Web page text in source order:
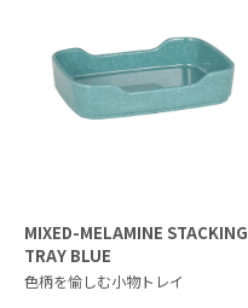
MIXED-MELAMINE STACKING
TRAY BLUE
色柄を愉しむ小物トレイ